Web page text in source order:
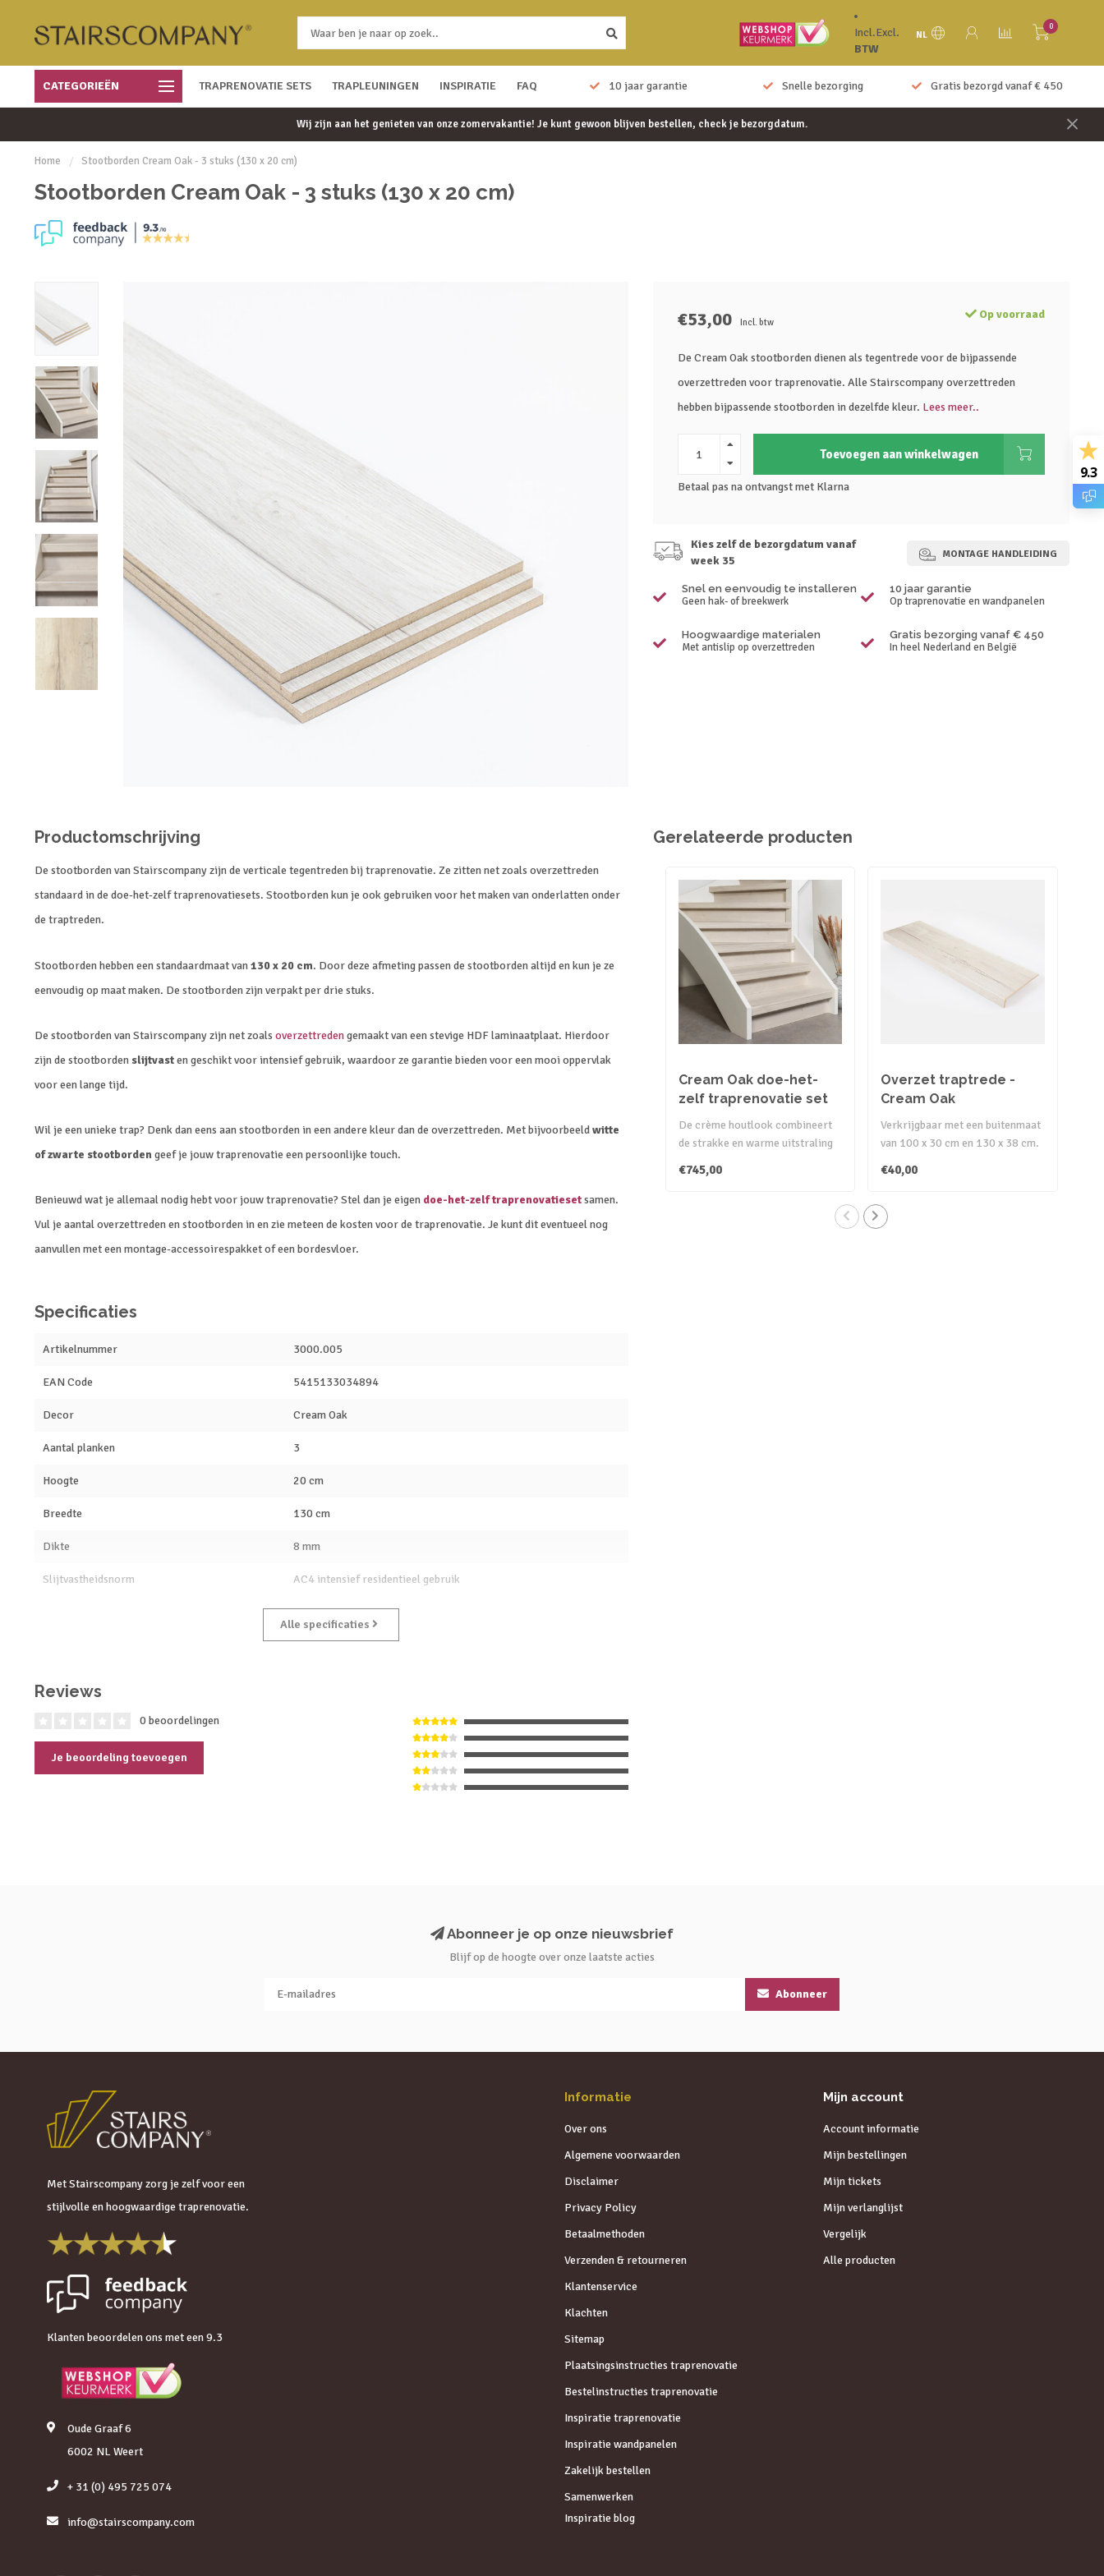
Incl.Excl.
BTW
NL
0
CATEGORIEËN TRAPRENOVATIE SETS TRAPLEUNINGEN INSPIRATIE FAQ
Snelle bezorging Gratis bezorgd vanaf € 450 Eenvoudig te monteren 10 jaar garantie Snelle bezorging Gratis bezorgd vanaf € 450
Wij zijn aan het genieten van onze zomervakantie! Je kunt gewoon blijven bestellen, check je bezorgdatum.
Home / Stootborden Cream Oak - 3 stuks (130 x 20 cm)
Stootborden Cream Oak - 3 stuks (130 x 20 cm)
€53,00 Incl. btw
Op voorraad
De Cream Oak stootborden dienen als tegentrede voor de bijpassende
overzettreden voor traprenovatie. Alle Stairscompany overzettreden
hebben bijpassende stootborden in dezelfde kleur. Lees meer..
Toevoegen aan winkelwagen
Betaal pas na ontvangst met Klarna
Kies zelf de bezorgdatum vanaf
week 35
MONTAGE HANDLEIDING
Snel en eenvoudig te installeren
Geen hak- of breekwerk
10 jaar garantie
Op traprenovatie en wandpanelen
Hoogwaardige materialen
Met antislip op overzettreden
Gratis bezorging vanaf € 450
In heel Nederland en België
Productomschrijving
De stootborden van Stairscompany zijn de verticale tegentreden bij traprenovatie. Ze zitten net zoals overzettreden
standaard in de doe-het-zelf traprenovatiesets. Stootborden kun je ook gebruiken voor het maken van onderlatten onder
de traptreden.
Stootborden hebben een standaardmaat van130 x 20 cm. Door deze afmeting passen de stootborden altijd en kun je ze
eenvoudig op maat maken. De stootborden zijn verpakt per drie stuks.
De stootborden van Stairscompany zijn net zoals overzettredengemaakt van een stevige HDF laminaatplaat. Hierdoor
zijn de stootborden slijtvasten geschikt voor intensief gebruik, waardoor ze garantie bieden voor een mooi oppervlak
voor een lange tijd.
Wil je een unieke trap? Denk dan eens aan stootborden in een andere kleur dan de overzettreden. Met bijvoorbeeldwitte
of zwarte stootbordengeef je jouw traprenovatie een persoonlijke touch.
Benieuwd wat je allemaal nodig hebt voor jouw traprenovatie? Stel dan je eigen doe-het-zelf traprenovatiesetsamen.
Vul je aantal overzettreden en stootborden in en zie meteen de kosten voor de traprenovatie. Je kunt dit eventueel nog
aanvullen met een montage-accessoirespakket of een bordesvloer.
Specificaties
Artikelnummer 3000.005
EAN Code 5415133034894
Decor Cream Oak
Aantal planken 3
Hoogte 20 cm
Breedte 130 cm
Dikte 8 mm
Slijtvastheidsnorm AC4 intensief residentieel gebruik
Alle specificaties
Reviews
0 beoordelingen
Je beoordeling toevoegen
Gerelateerde producten
Cream Oak doe-het-
zelf traprenovatie set
De crème houtlook combineert
de strakke en warme uitstraling
€745,00
Overzet traptrede -
Cream Oak
Verkrijgbaar met een buitenmaat
van 100 x 30 cm en 130 x 38 cm.
€40,00
9.3
Abonneer je op onze nieuwsbrief
Blijf op de hoogte over onze laatste acties
Abonneer
Met Stairscompany zorg je zelf voor een
stijlvolle en hoogwaardige traprenovatie.
Klanten beoordelen ons met een 9.3
Oude Graaf 6
6002 NL Weert
+ 31 (0) 495 725 074
info@stairscompany.com
Informatie
Over ons
Algemene voorwaarden
Disclaimer
Privacy Policy
Betaalmethoden
Verzenden & retourneren
Klantenservice
Klachten
Sitemap
Plaatsingsinstructies traprenovatie
Bestelinstructies traprenovatie
Inspiratie traprenovatie
Inspiratie wandpanelen
Zakelijk bestellen
Samenwerken
Inspiratie blog
Mijn account
Account informatie
Mijn bestellingen
Mijn tickets
Mijn verlanglijst
Vergelijk
Alle producten